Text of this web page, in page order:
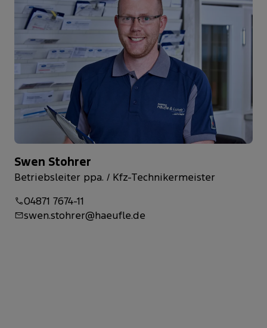
Swen Stohrer
Betriebsleiter ppa. / Kfz-Technikermeister
04871 7674-11
swen.stohrer@haeufle.de